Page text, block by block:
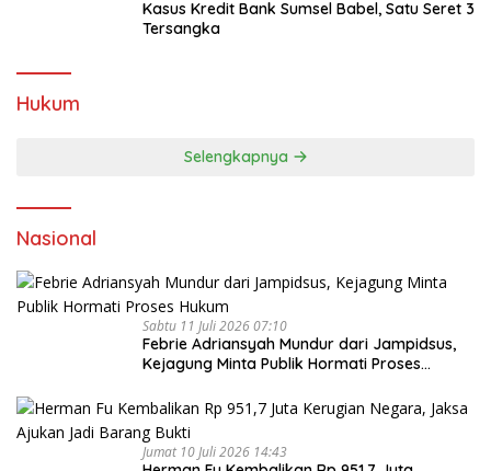
Kasus Kredit Bank Sumsel Babel, Satu Seret 3
Tersangka
Hukum
Selengkapnya
Nasional
Sabtu 11 Juli 2026 07:10
Febrie Adriansyah Mundur dari Jampidsus,
Kejagung Minta Publik Hormati Proses
Jumat 10 Juli 2026 14:43